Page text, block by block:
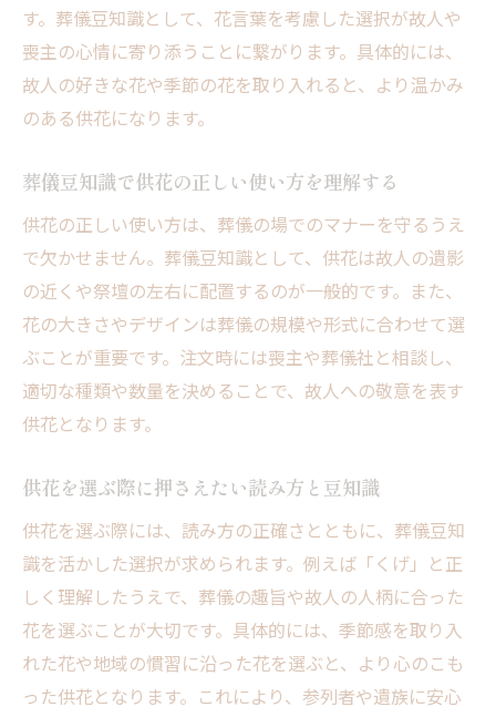
す。葬儀豆知識として、花言葉を考慮した選択が故人や
喪主の心情に寄り添うことに繋がります。具体的には、
故人の好きな花や季節の花を取り入れると、より温かみ
のある供花になります。
葬儀豆知識で供花の正しい使い方を理解する
供花の正しい使い方は、葬儀の場でのマナーを守るうえ
で欠かせません。葬儀豆知識として、供花は故人の遺影
の近くや祭壇の左右に配置するのが一般的です。また、
花の大きさやデザインは葬儀の規模や形式に合わせて選
ぶことが重要です。注文時には喪主や葬儀社と相談し、
適切な種類や数量を決めることで、故人への敬意を表す
供花となります。
供花を選ぶ際に押さえたい読み方と豆知識
供花を選ぶ際には、読み方の正確さとともに、葬儀豆知
識を活かした選択が求められます。例えば「くげ」と正
しく理解したうえで、葬儀の趣旨や故人の人柄に合った
花を選ぶことが大切です。具体的には、季節感を取り入
れた花や地域の慣習に沿った花を選ぶと、より心のこも
った供花となります。これにより、参列者や遺族に安心